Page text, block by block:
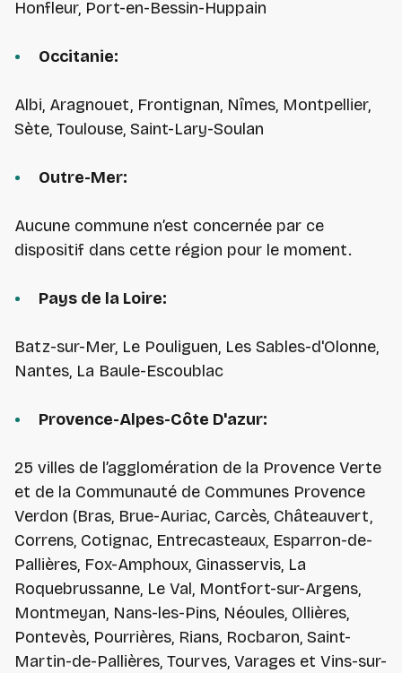
Honfleur, Port-en-Bessin-Huppain
Occitanie:
Albi, Aragnouet, Frontignan, Nîmes, Montpellier,
Sète, Toulouse, Saint-Lary-Soulan
Outre-Mer:
Aucune commune n’est concernée par ce
dispositif dans cette région pour le moment.
Pays de la Loire:
Batz-sur-Mer, Le Pouliguen, Les Sables-d'Olonne,
Nantes, La Baule-Escoublac
Provence-Alpes-Côte D'azur:
25 villes de l’agglomération de la Provence Verte
et de la Communauté de Communes Provence
Verdon (Bras, Brue-Auriac, Carcès, Châteauvert,
Correns, Cotignac, Entrecasteaux, Esparron-de-
Pallières, Fox-Amphoux, Ginasservis, La
Roquebrussanne, Le Val, Montfort-sur-Argens,
Montmeyan, Nans-les-Pins, Néoules, Ollières,
Pontevès, Pourrières, Rians, Rocbaron, Saint-
Martin-de-Pallières, Tourves, Varages et Vins-sur-